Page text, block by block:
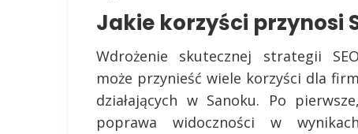
Jakie korzyści przynosi
Wdrożenie skutecznej strategii SEO
może przynieść wiele korzyści dla firm
działających w Sanoku. Po pierwsze,
poprawa widoczności w wynikach